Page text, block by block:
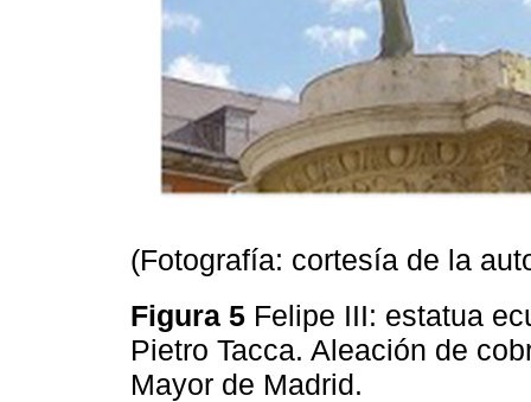
(Fotografía: cortesía de la
Figura 5 Felipe III: estatua
Pietro Tacca. Aleación de
Mayor de Madrid.